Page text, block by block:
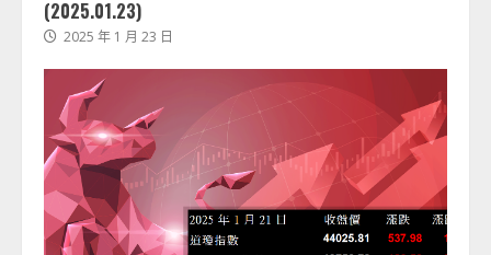
(2025.01.23)
2025 年 1 月 23 日